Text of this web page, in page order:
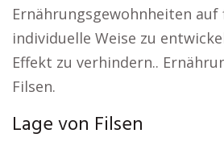
Ernährungsgewohnheiten auf
individuelle Weise zu
Effekt zu verhindern..
Filsen.
Lage von Filsen